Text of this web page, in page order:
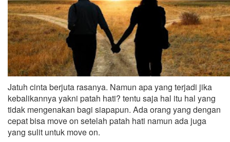
Jatuh cinta berjuta rasanya. Namun apa yang terjadi jika
kebalikannya yakni patah hati? tentu saja hal itu hal yang
tidak mengenakan bagi siapapun. Ada orang yang dengan
cepat bisa move on setelah patah hati namun ada juga
yang sulit untuk move on.